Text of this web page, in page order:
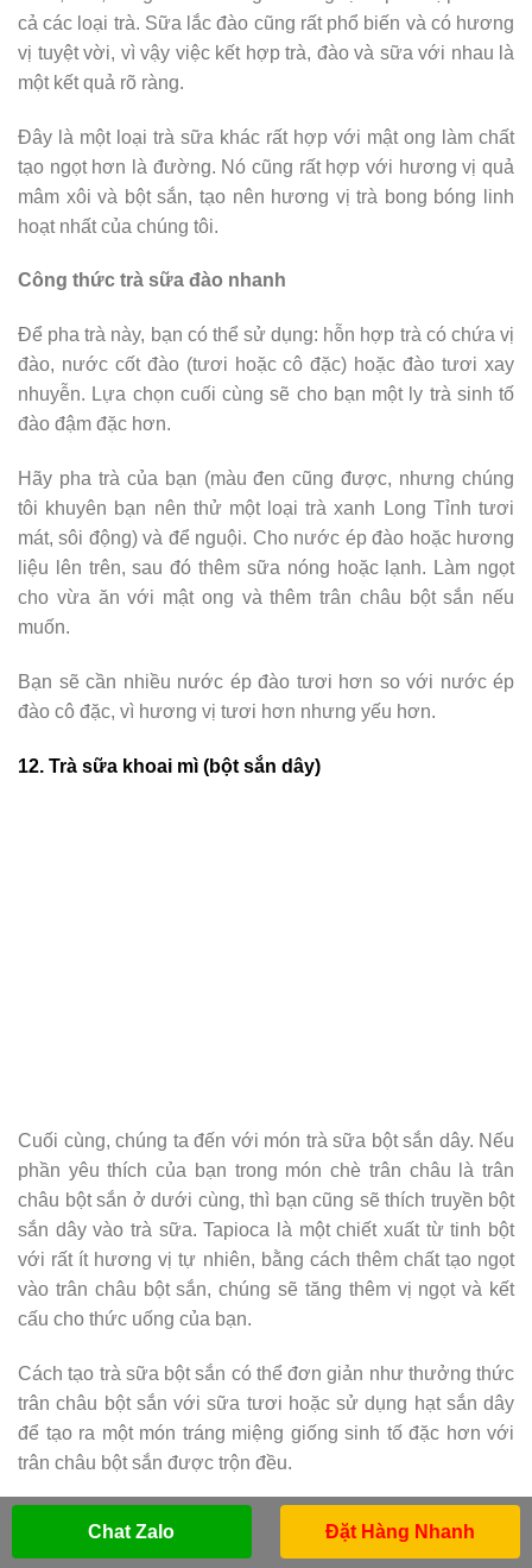
cả các loại trà. Sữa lắc đào cũng rất phổ biến và có hương
vị tuyệt vời, vì vậy việc kết hợp trà, đào và sữa với nhau là
một kết quả rõ ràng.
Đây là một loại trà sữa khác rất hợp với mật ong làm chất
tạo ngọt hơn là đường. Nó cũng rất hợp với hương vị quả
mâm xôi và bột sắn, tạo nên hương vị trà bong bóng linh
hoạt nhất của chúng tôi.
Công thức trà sữa đào nhanh
Để pha trà này, bạn có thể sử dụng: hỗn hợp trà có chứa vị
đào, nước cốt đào (tươi hoặc cô đặc) hoặc đào tươi xay
nhuyễn. Lựa chọn cuối cùng sẽ cho bạn một ly trà sinh tố
đào đậm đặc hơn.
Hãy pha trà của bạn (màu đen cũng được, nhưng chúng
tôi khuyên bạn nên thử một loại trà xanh Long Tỉnh tươi
mát, sôi động) và để nguội. Cho nước ép đào hoặc hương
liệu lên trên, sau đó thêm sữa nóng hoặc lạnh. Làm ngọt
cho vừa ăn với mật ong và thêm trân châu bột sắn nếu
muốn.
Bạn sẽ cần nhiều nước ép đào tươi hơn so với nước ép
đào cô đặc, vì hương vị tươi hơn nhưng yếu hơn.
12. Trà sữa khoai mì (bột sắn dây)
Cuối cùng, chúng ta đến với món trà sữa bột sắn dây. Nếu
phần yêu thích của bạn trong món chè trân châu là trân
châu bột sắn ở dưới cùng, thì bạn cũng sẽ thích truyền bột
sắn dây vào trà sữa. Tapioca là một chiết xuất từ ​​tinh bột
với rất ít hương vị tự nhiên, bằng cách thêm chất tạo ngọt
vào trân châu bột sắn, chúng sẽ tăng thêm vị ngọt và kết
cấu cho thức uống của bạn.
Cách tạo trà sữa bột sắn có thể đơn giản như thưởng thức
trân châu bột sắn với sữa tươi hoặc sử dụng hạt sắn dây
để tạo ra một món tráng miệng giống sinh tố đặc hơn với
trân châu bột sắn được trộn đều.
Chat Zalo Đặt Hàng Nhanh